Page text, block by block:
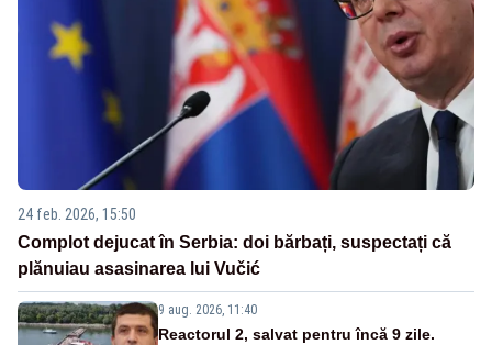
24 feb. 2026, 15:50
Complot dejucat în Serbia: doi bărbați, suspectați că
plănuiau asasinarea lui Vučić
9 aug. 2026, 11:40
Reactorul 2, salvat pentru încă 9 zile.